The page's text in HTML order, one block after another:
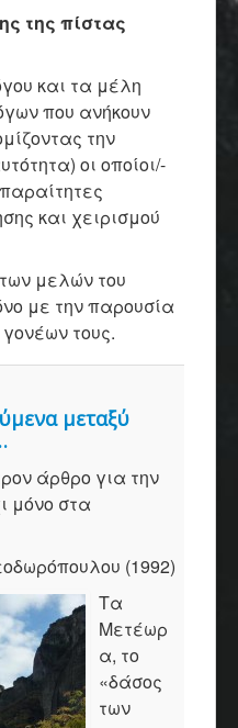
της πίστας
και τα μέλη
που ανήκουν
την
οι οποίοι/-
και χειρισμού
μελών του
με την παρουσία
τους.
μεταξύ
άρθρο για την
μόνο στα
(1992)
Τα
Μετέωρ
α, το
«δάσος
των